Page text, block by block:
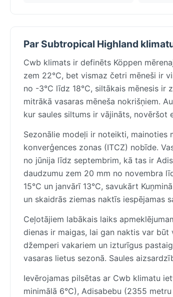
Par Subtropical Highland
Cwb klimats ir definēts Köppen
zem 22°C, bet vismaz četri mēneši ir
no -3°C līdz 18°C, siltākais mēnesis ir
mitrākā vasaras mēneša nokrišņiem.
kur saules siltums ir vājināts, novēršot
Sezonālie modeļi ir noteikti, mainoties
konverģences zonas (ITCZ) nobīde.
no jūnija līdz septembrim, kā tas ir
daudzumu zem 20 mm no novembra
15°C un janvārī 13°C, savukārt
un skaidrās ziemas naktīs iespējamas
Ceļotājiem labākais laiks
dienas ir maigas, lai gan naktis var
džemperi vakariem un izturīgus
vasaras lietus sezonā. Saules
Ievērojamas pilsētas ar Cwb klimatu
minimālā 6°C), Adisabebu (2355